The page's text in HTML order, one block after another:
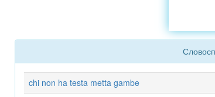
chi non ha testa metta gambe